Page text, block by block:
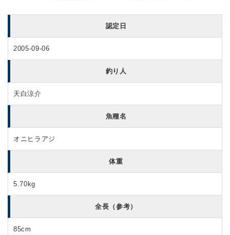
認定日
2005-09-06
釣り人
天白涼介
魚種名
オニヒラアジ
体重
5.70kg
全長（参考）
85cm